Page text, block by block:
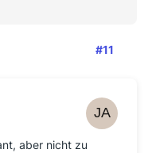
#11
aber nicht zu